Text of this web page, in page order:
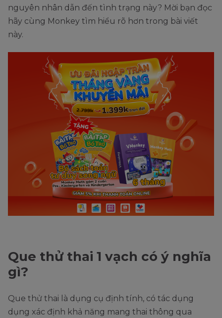
nguyên nhân dẫn đến tình trạng này? Mời bạn đọc
hãy cùng Monkey tìm hiểu rõ hơn trong bài viết
này.
Que thử thai 1 vạch có ý nghĩa
gì?
Que thử thai là dụng cụ định tính, có tác dụng
dụng xác định khả năng mang thai thông qua